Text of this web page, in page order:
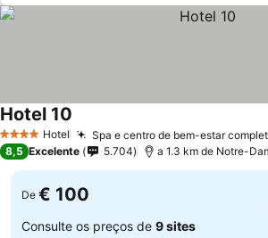
4 EstrelasHotel Spa e centro de bem-estar
Hotel 10
8,5 Excelente 5.704 a 1.3 km de Notre-
De € 100
Consulte os preços de 9 sites